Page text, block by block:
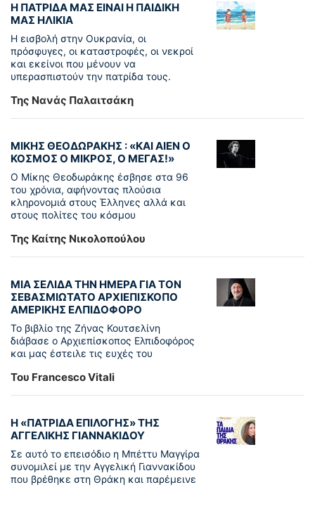
Η ΠΑΤΡΙΔΑ ΜΑΣ ΕΙΝΑΙ Η ΠΑΙΔΙΚΗ
ΜΑΣ ΗΛΙΚΙΑ
Η εισβολή στην Ουκρανία, οι
πρόσφυγες, οι καταστροφές, οι νεκροί
και εκείνοι που μένουν να
υπερασπιστούν την πατρίδα τους.
Της Νανάς Παλαιτσάκη
ΜΙΚΗΣ ΘΕΟΔΩΡΑΚΗΣ : «KAI ΑΙΕΝ Ο
ΚΟΣΜΟΣ Ο ΜΙΚΡΟΣ, Ο ΜΕΓΑΣ!»
Ο Μίκης Θεοδωράκης έσβησε στα 96
του χρόνια, αφήνοντας πλούσια
κληρονομιά στους Έλληνες αλλά και
στους πολίτες του κόσμου
Της Καίτης Νικολοπούλου
ΜΙΑ ΣΕΛΙΔΑ ΤΗΝ ΗΜΕΡΑ ΓΙΑ ΤΟΝ
ΣΕΒΑΣΜΙΩΤΑΤΟ ΑΡΧΙΕΠΙΣΚΟΠΟ
ΑΜΕΡΙΚΗΣ ΕΛΠΙΔΟΦΟΡΟ
Το βιβλίο της Ζήνας Κουτσελίνη
διάβασε ο Αρχιεπίσκοπος Ελπιδοφόρος
και μας έστειλε τις ευχές του
Του Francesco Vitali
Η «ΠΑΤΡΊΔΑ ΕΠΙΛΟΓΉΣ» ΤΗΣ
ΑΓΓΕΛΙΚΉΣ ΓΙΑΝΝΑΚΊΔΟΥ
Σε αυτό το επεισόδιο η Μπέττυ Μαγγίρα
συνομιλεί με την Αγγελική Γιαννακίδου
που βρέθηκε στη Θράκη και παρέμεινε